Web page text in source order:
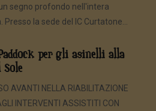
segno profondo nell'intera
Presso la sede del IC Curtatone...
per gli asinelli alla
Sole
AVANTI NELLA RIABILITAZIONE
INTERVENTI ASSISTITI CON